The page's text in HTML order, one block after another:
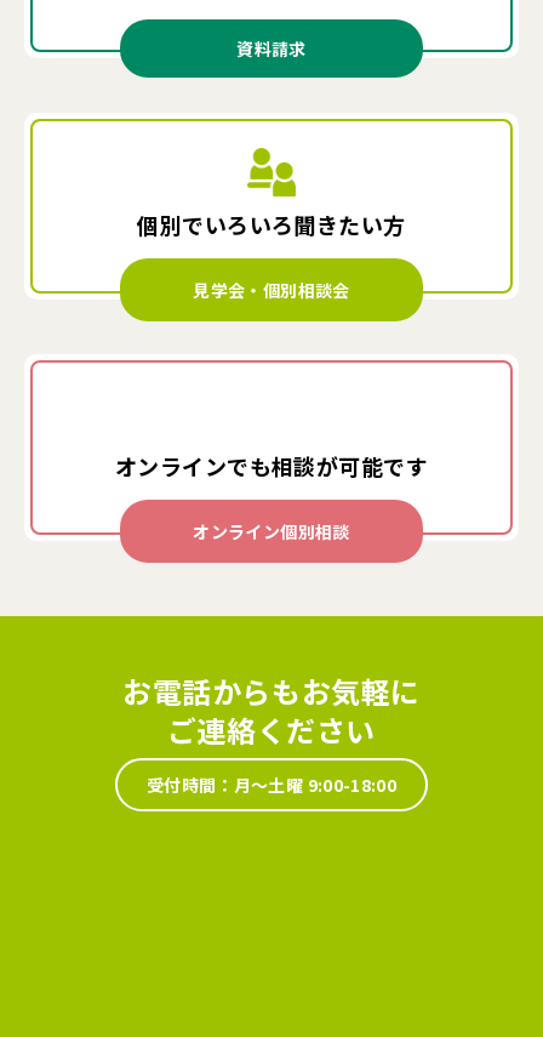
資料請求
個別でいろいろ聞きたい方
見学会・個別相談会
オンラインでも相談が可能です
オンライン個別相談
お電話からもお気軽に
ご連絡ください
受付時間：月～土曜 9:00-18:00